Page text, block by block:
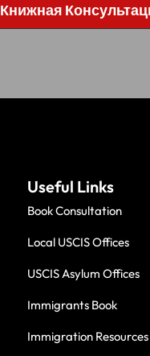
Книжная
Useful Links
Book Consultation
Local USCIS Offices
USCIS Asylum Offices
Immigrants Book
Immigration Resources